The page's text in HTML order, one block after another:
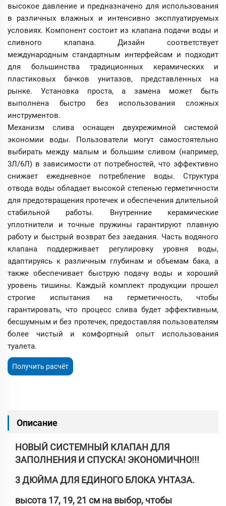
высокое давление и предназначено для использования
в различных влажных и интенсивно эксплуатируемых
условиях. Компонент состоит из клапана подачи воды и
сливного клапана. Дизайн соответствует
международным стандартным интерфейсам и подходит
для большинства традиционных керамических и
пластиковых бачков унитазов, представленных на
рынке. Установка проста, а замена может быть
выполнена быстро без использования сложных
инструментов.
Механизм слива оснащен двухрежимной системой
экономии воды. Пользователи могут самостоятельно
выбирать между малым и большим сливом (например,
3Л/6Л) в зависимости от потребностей, что эффективно
снижает ежедневное потребление воды. Структура
отвода воды обладает высокой степенью герметичности
для предотвращения протечек и обеспечения длительной
стабильной работы. Внутренние керамические
уплотнители и точные пружины гарантируют плавную
работу и быстрый возврат без заедания. Часть водяного
клапана поддерживает регулировку уровня воды,
адаптируясь к различным глубинам и объемам бака, а
также обеспечивает быструю подачу воды и хороший
уровень тишины. Каждый комплект продукции прошел
строгие испытания на герметичность, чтобы
гарантировать, что процесс слива будет эффективным,
бесшумным и без протечек, предоставляя пользователям
более чистый и комфортный опыт использования
туалета.
Получить расчёт
Описание
НОВЫЙ СИСТЕМНЫЙ КЛАПАН ДЛЯ
ЗАПОЛНЕНИЯ И СПУСКА! ЭКОНОМИЧНО!!!
3 ДЮЙМА ДЛЯ ЕДИНОГО БЛОКА УНТАЗА.
высота 17, 19, 21 см на выбор, чтобы